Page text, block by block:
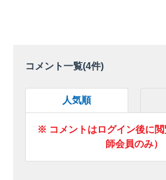
コメント一覧(4件)
人気順
※ コメントはログイン後に
師会員のみ）